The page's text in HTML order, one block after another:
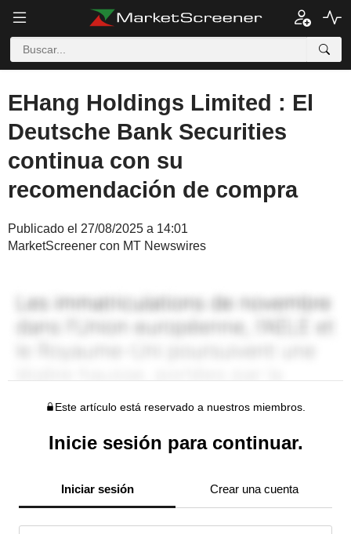
EHang Holdings Limited : El
Deutsche Bank Securities
continua con su
recomendación de compra
Publicado el 27/08/2025 a 14:01
MarketScreener con MT Newswires
Este artículo está reservado a nuestros miembros.
Inicie sesión para continuar.
Iniciar sesión Crear una cuenta